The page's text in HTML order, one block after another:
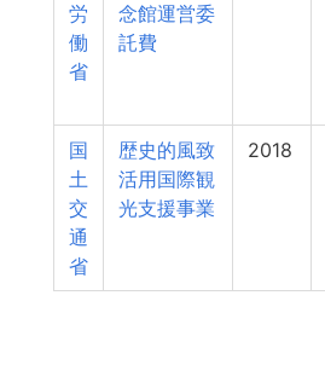
労
働
省
念館運営委
託費
国
土
交
通
省
歴史的風致
活用国際観
光支援事業
2018